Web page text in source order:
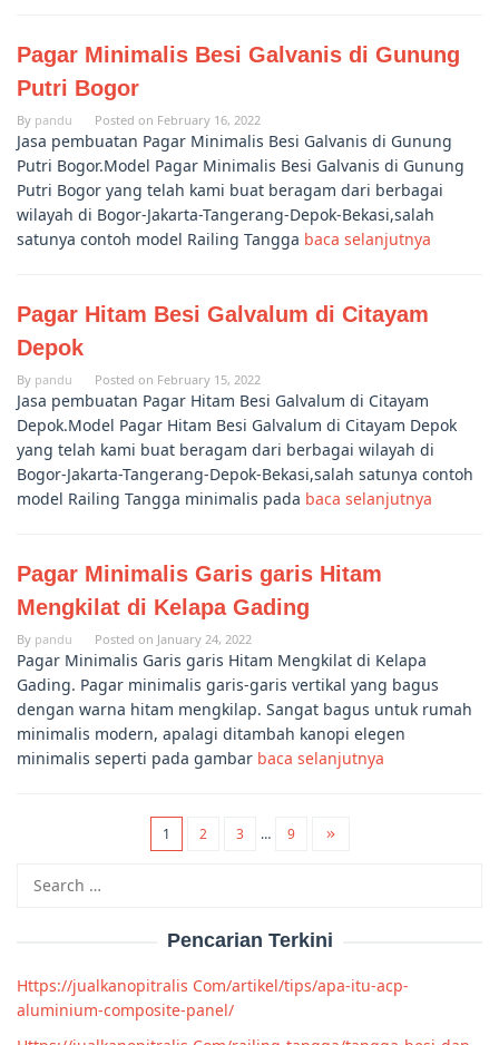
Pagar Minimalis Besi Galvanis di Gunung
Putri Bogor
By pandu Posted on February 16, 2022
Jasa pembuatan Pagar Minimalis Besi Galvanis di Gunung
Putri Bogor.Model Pagar Minimalis Besi Galvanis di Gunung
Putri Bogor yang telah kami buat beragam dari berbagai
wilayah di Bogor-Jakarta-Tangerang-Depok-Bekasi,salah
satunya contoh model Railing Tangga baca selanjutnya
Pagar Hitam Besi Galvalum di Citayam
Depok
By pandu Posted on February 15, 2022
Jasa pembuatan Pagar Hitam Besi Galvalum di Citayam
Depok.Model Pagar Hitam Besi Galvalum di Citayam Depok
yang telah kami buat beragam dari berbagai wilayah di
Bogor-Jakarta-Tangerang-Depok-Bekasi,salah satunya contoh
model Railing Tangga minimalis pada baca selanjutnya
Pagar Minimalis Garis garis Hitam
Mengkilat di Kelapa Gading
By pandu Posted on January 24, 2022
Pagar Minimalis Garis garis Hitam Mengkilat di Kelapa
Gading. Pagar minimalis garis-garis vertikal yang bagus
dengan warna hitam mengkilap. Sangat bagus untuk rumah
minimalis modern, apalagi ditambah kanopi elegen
minimalis seperti pada gambar baca selanjutnya
1 2 3 … 9
Pencarian Terkini
Https://jualkanopitralis Com/artikel/tips/apa-itu-acp-
aluminium-composite-panel/